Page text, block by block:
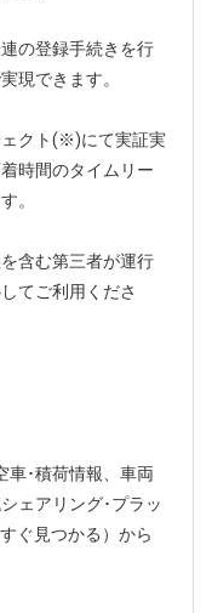
の登録手続きを行
現できます。
クト(※)にて実証実
時間のタイムリー
。
含む第三者が運行
てご利用くださ
車･積荷情報、車両
ェアリング･プラッ
ぐ見つかる）から